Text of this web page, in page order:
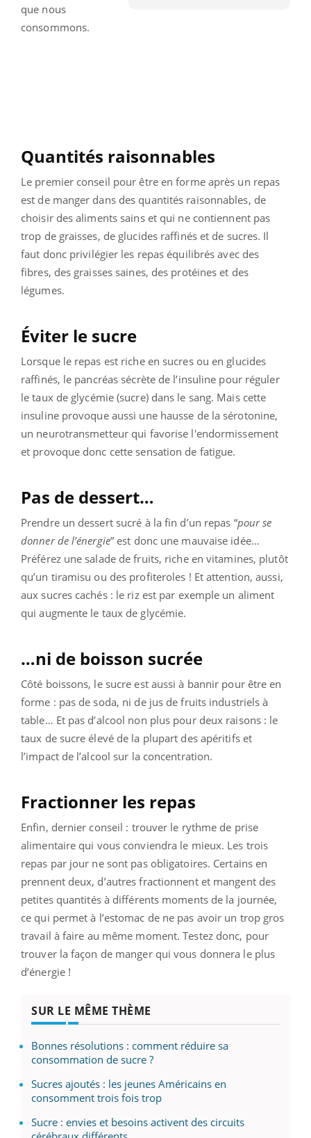
que nous
consommons.
Quantités raisonnables
Le premier conseil pour être en forme après un repas
est de manger dans des quantités raisonnables, de
choisir des aliments sains et qui ne contiennent pas
trop de graisses, de glucides raffinés et de sucres. Il
faut donc privilégier les repas équilibrés avec des
fibres, des graisses saines, des protéines et des
légumes.
Éviter le sucre
Lorsque le repas est riche en sucres ou en glucides
raffinés, le pancréas sécrète de l’insuline pour réguler
le taux de glycémie (sucre) dans le sang. Mais cette
insuline provoque aussi une hausse de la sérotonine,
un neurotransmetteur qui favorise l'endormissement
et provoque donc cette sensation de fatigue.
Pas de dessert…
Prendre un dessert sucré à la fin d’un repas “pour se
donner de l’énergie” est donc une mauvaise idée…
Préférez une salade de fruits, riche en vitamines, plutôt
qu’un tiramisu ou des profiteroles ! Et attention, aussi,
aux sucres cachés : le riz est par exemple un aliment
qui augmente le taux de glycémie.
…ni de boisson sucrée
Côté boissons, le sucre est aussi à bannir pour être en
forme : pas de soda, ni de jus de fruits industriels à
table… Et pas d’alcool non plus pour deux raisons : le
taux de sucre élevé de la plupart des apéritifs et
l’impact de l’alcool sur la concentration.
Fractionner les repas
Enfin, dernier conseil : trouver le rythme de prise
alimentaire qui vous conviendra le mieux. Les trois
repas par jour ne sont pas obligatoires. Certains en
prennent deux, d’autres fractionnent et mangent des
petites quantités à différents moments de la journée,
ce qui permet à l’estomac de ne pas avoir un trop gros
travail à faire au même moment. Testez donc, pour
trouver la façon de manger qui vous donnera le plus
d’énergie !
SUR LE MÊME THÈME
Bonnes résolutions : comment réduire sa
consommation de sucre ?
Sucres ajoutés : les jeunes Américains en
consomment trois fois trop
Sucre : envies et besoins activent des circuits